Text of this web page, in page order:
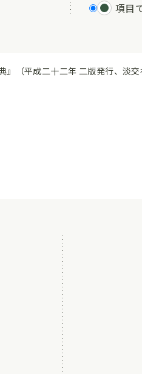
項目
』（平成二十二年 二版発行、淡交